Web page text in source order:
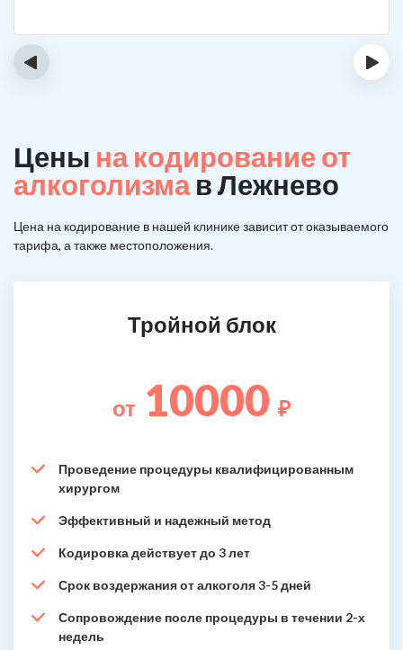
‹ ›
Цены на кодирование от
алкоголизмав Лежнево
Цена на кодирование в нашей клинике зависит от оказываемого
тарифа, а также местоположения.
Тройной блок
от 10000 ₽
Проведение процедуры квалифицированным
хирургом
Эффективный и надежный метод
Кодировка действует до 3 лет
Срок воздержания от алкоголя 3-5 дней
Сопровождение после процедуры в течении 2-х
недель